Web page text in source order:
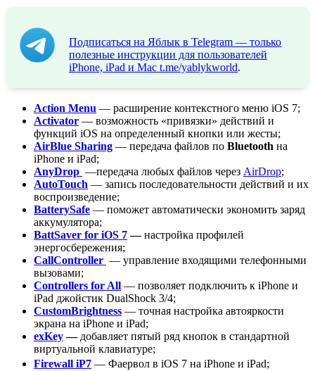
Подписаться на Яблык в Telegram — только
полезные инструкции для пользователей
iPhone, iPad и Mac t.me/yablykworld.
Action Menu — расширение контекстного меню iOS 7;
Activator — возможность «привязки» действий и
функций iOS на определенный кнопки или жесты;
AirBlue Sharing — передача файлов по Bluetooth на
iPhone и iPad;
AnyDrop —передача любых файлов через AirDrop;
AutoTouch — запись последовательности действий и их
воспроизведение;
BatterySafe — поможет автоматически экономить заряд
аккумулятора;
BattSaver for iOS 7—настройка профилей
энергосбережения;
CallController — управление входящими телефонными
вызовами;
Controllers for All — позволяет подключить к iPhone и
iPad джойстик DualShock 3/4;
CustomBrightness — точная настройка автояркости
экрана на iPhone и iPad;
exKey—добавляет пятый ряд кнопок в стандартной
виртуальной клавиатуре;
Firewall iP7 — Фаервол в iOS 7 на iPhone и iPad;